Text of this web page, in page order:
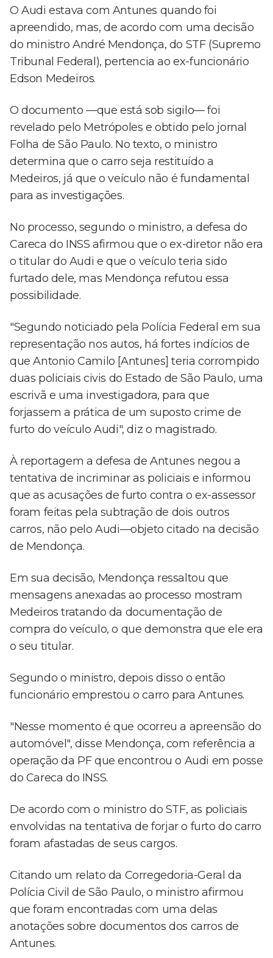
O Audi estava com Antunes quando foi
apreendido, mas, de acordo com uma decisão
do ministro André Mendonça, do STF (Supremo
Tribunal Federal), pertencia ao ex-funcionário
Edson Medeiros.
O documento —que está sob sigilo— foi
revelado pelo Metrópoles e obtido pelo jornal
Folha de São Paulo. No texto, o ministro
determina que o carro seja restituído a
Medeiros, já que o veículo não é fundamental
para as investigações.
No processo, segundo o ministro, a defesa do
Careca do INSS afirmou que o ex-diretor não era
o titular do Audi e que o veículo teria sido
furtado dele, mas Mendonça refutou essa
possibilidade.
"Segundo noticiado pela Polícia Federal em sua
representação nos autos, há fortes indícios de
que Antonio Camilo [Antunes] teria corrompido
duas policiais civis do Estado de São Paulo, uma
escrivã e uma investigadora, para que
forjassem a prática de um suposto crime de
furto do veículo Audi", diz o magistrado.
À reportagem a defesa de Antunes negou a
tentativa de incriminar as policiais e informou
que as acusações de furto contra o ex-assessor
foram feitas pela subtração de dois outros
carros, não pelo Audi—objeto citado na decisão
de Mendonça.
Em sua decisão, Mendonça ressaltou que
mensagens anexadas ao processo mostram
Medeiros tratando da documentação de
compra do veículo, o que demonstra que ele era
o seu titular.
Segundo o ministro, depois disso o então
funcionário emprestou o carro para Antunes.
"Nesse momento é que ocorreu a apreensão do
automóvel", disse Mendonça, com referência a
operação da PF que encontrou o Audi em posse
do Careca do INSS.
De acordo com o ministro do STF, as policiais
envolvidas na tentativa de forjar o furto do carro
foram afastadas de seus cargos.
Citando um relato da Corregedoria-Geral da
Polícia Civil de São Paulo, o ministro afirmou
que foram encontradas com uma delas
anotações sobre documentos dos carros de
Antunes.